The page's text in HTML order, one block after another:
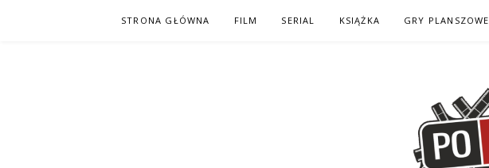
STRONA GŁÓWNA FILM SERIAL KSIĄŻKA GRY PLANSZOWE